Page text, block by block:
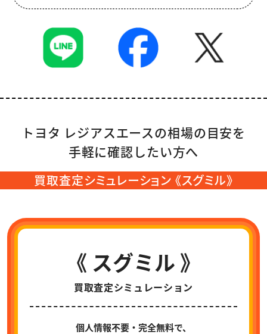
トヨタ レジアスエースの相場の目安を
手軽に確認したい方へ
買取査定シミュレーション 《スグミル》
《 スグミル 》
買取査定シミュレーション
個人情報不要・完全無料で、